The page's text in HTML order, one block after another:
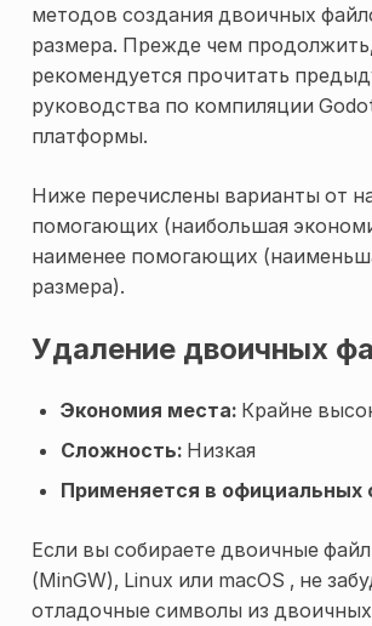
методов создания двоичных
размера. Прежде чем продолжить,
рекомендуется прочитать
руководства по компиляции
платформы.
Ниже перечислены варианты от
помогающих (наибольшая
наименее помогающих
размера).
Удаление двоичных
Экономия места:Крайне
Сложность:Низкая
Применяется в официальных
Если вы собираете двоичные
(MinGW), Linux или macOS , не
отладочные символы из